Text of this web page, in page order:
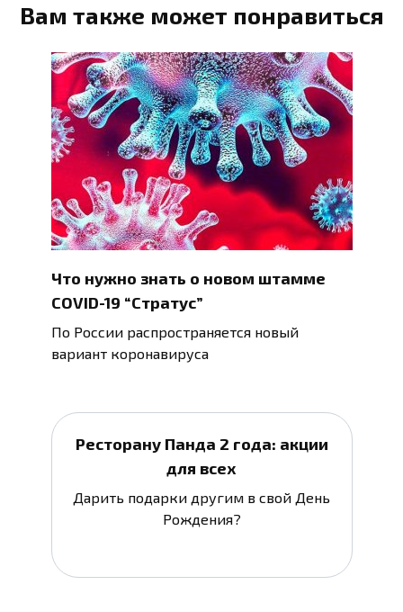
Вам также может понравиться
Что нужно знать о новом штамме
COVID-19 “Стратус”
По России распространяется новый
вариант коронавируса
Ресторану Панда 2 года: акции
для всех
Дарить подарки другим в свой День
Рождения?